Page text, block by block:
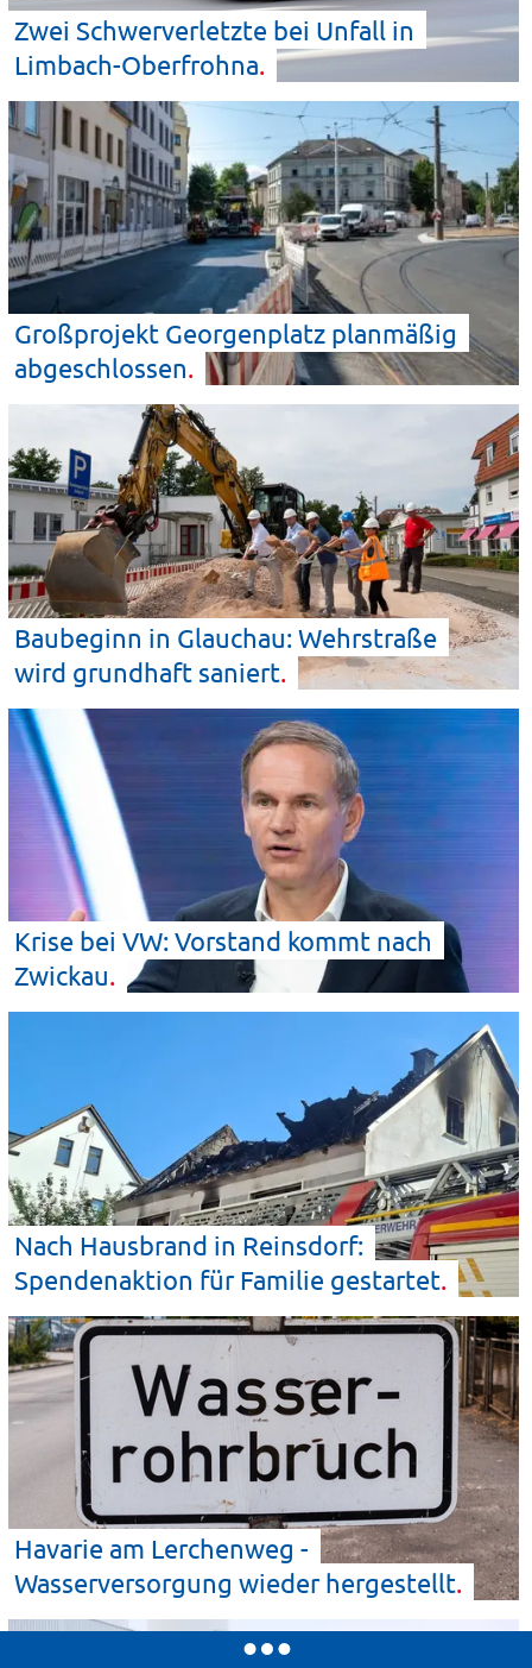
Zwei Schwerverletzte bei Unfall in
Limbach-Oberfrohna
Großprojekt Georgenplatz planmäßig
abgeschlossen
Baubeginn in Glauchau: Wehrstraße
wird grundhaft saniert
Krise bei VW: Vorstand kommt nach
Zwickau
Nach Hausbrand in Reinsdorf:
Spendenaktion für Familie gestartet
Havarie am Lerchenweg -
Wasserversorgung wiederhergestellt